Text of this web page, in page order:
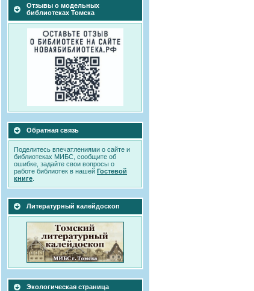
Отзывы о модельных
библиотеках Томска
Обратная связь
Поделитесь впечатлениями о сайте и
библиотеках МИБС, сообщите об
ошибке, задайте свои вопросы о
работе библиотек в нашей Гостевой
книге
Литературный калейдоскоп
Экологическая страница